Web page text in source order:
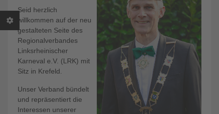
Seid herzlich
willkommen auf der neu
gestalteten Seite des
Regionalverbandes
Linksrheinischer
Karneval e.V. (LRK) mit
Sitz in Krefeld.
Unser Verband bündelt
und repräsentiert die
Interessen unserer